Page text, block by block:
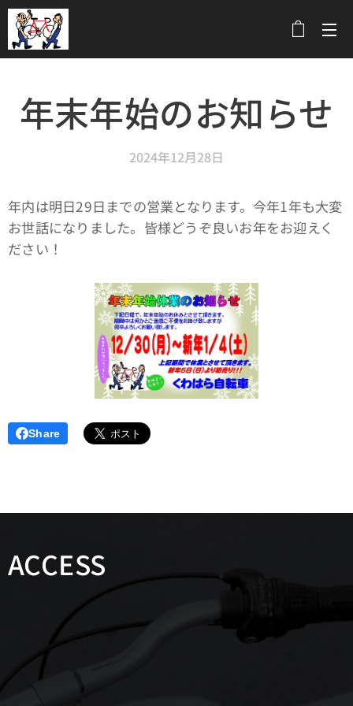
年末年始のお知らせ
2024年12月28日
年内は明日29日までの営業となります。今年1年も大変
お世話になりました。皆様どうぞ良いお年をお迎えく
ださい！
Share
ACCESS